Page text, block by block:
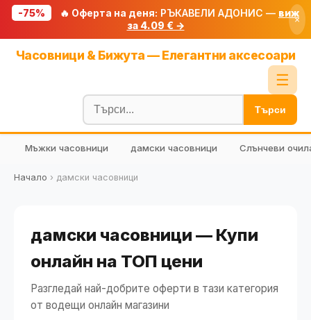
-75% 🔥 Оферта на деня: РЪКАВЕЛИ АДОНИС — виж
за 4.09 € →
×
Часовници & Бижута — Елегантни аксесоари
☰
Блог
🧮 Калкулатори
🔍 Намери продукт
🎁 Подарък
Търси
Мъжки часовници дамски часовници Слънчеви
Начало › дамски часовници
дамски часовници — Купи
онлайн на ТОП цени
Разгледай най-добрите оферти в тази категория
от водещи онлайн магазини